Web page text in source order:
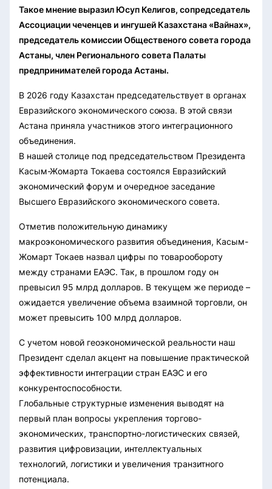
Такое мнение выразил Юсуп Келигов, сопредседатель
Ассоциации чеченцев и ингушей Казахстана «Вайнах»,
председатель комиссии Общественого совета города
Астаны, член Регионального совета Палаты
предпринимателей города Астаны.
В 2026 году Казахстан председательствует в органах
Евразийского экономического союза. В этой связи
Астана приняла участников этого интеграционного
объединения.
В нашей столице под председательством Президента
Касым-Жомарта Токаева состоялся Евразийский
экономический форум и очередное заседание
Высшего Евразийского экономического совета.
Отметив положительную динамику
макроэкономического развития объединения, Касым-
Жомарт Токаев назвал цифры по товарообороту
между странами ЕАЭС. Так, в прошлом году он
превысил 95 млрд долларов. В текущем же периоде –
ожидается увеличение объема взаимной торговли, он
может превысить 100 млрд долларов.
С учетом новой геоэкономической реальности наш
Президент сделал акцент на повышение практической
эффективности интеграции стран ЕАЭС и его
конкурентоспособности.
Глобальные структурные изменения выводят на
первый план вопросы укрепления торгово-
экономических, транспортно-логистических связей,
развития цифровизации, интеллектуальных
технологий, логистики и увеличения транзитного
потенциала.